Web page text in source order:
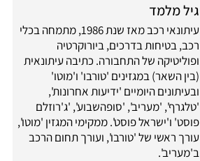
גיל מלמד
עיתונאי רכב מאז שנת 1986, מתמחה בכלי
רכב, בטיחות בדרכים, ביורוקרטיה
ופוליטיקה של התחבורה. כתיבה עיתונאית
(בין השאר) במגזינים 'טורבו' ו'מוטו'
ובעיתונים היומיים 'ידיעות אחרונות',
'טלגרף', 'מעריב', 'סופהשבוע', 'ג'רוזלם
פוסט' ו'ישראל פוסט'. ממקימי המגזין 'מוטו',
עורך ראשי של 'טורבו', ועורך תחום הרכב
ב'מעריב'.